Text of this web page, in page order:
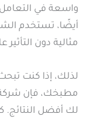
واسعة في
أيضًا، تستخدم
مثالية دون
لذلك، إذا كنت
مطبخك، فإن
لك أفضل النتائج.